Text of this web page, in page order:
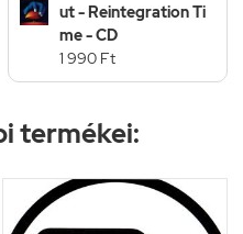
ut - Reintegration Ti
me - CD
1 990 Ft
termékei: